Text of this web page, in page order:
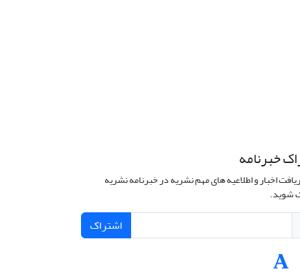
خبرنامه
اخبار و اطلاعیه های مهم نشریه در خبرنامه نشریه
شوید.
اشتراک